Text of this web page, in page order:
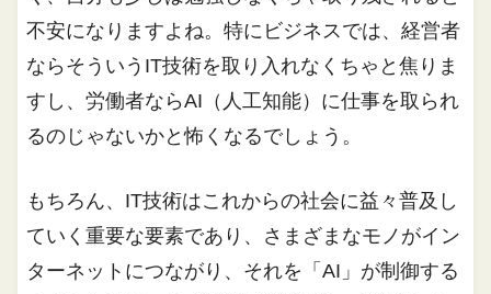
不安になりますよね。特にビジネスでは、経営者
ならそういうIT技術を取り入れなくちゃと焦りま
すし、労働者ならAI（人工知能）に仕事を取られ
るのじゃないかと怖くなるでしょう。
もちろん、IT技術はこれからの社会に益々普及し
ていく重要な要素であり、さまざまなモノがイン
ターネットにつながり、それを「AI」が制御する